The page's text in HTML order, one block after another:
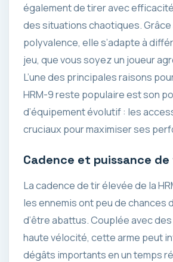
également de tirer avec
des situations chaotiques. Grâce
polyvalence, elle s’adapte à
jeu, que vous soyez un joueur
L’une des principales raisons
HRM-9 reste populaire est son
d’équipement évolutif : les
cruciaux pour maximiser ses
Cadence et puissance
La cadence de tir élevée de la
les ennemis ont peu de chances
d’être abattus. Couplée avec
haute vélocité, cette arme peut
dégâts importants en un temps